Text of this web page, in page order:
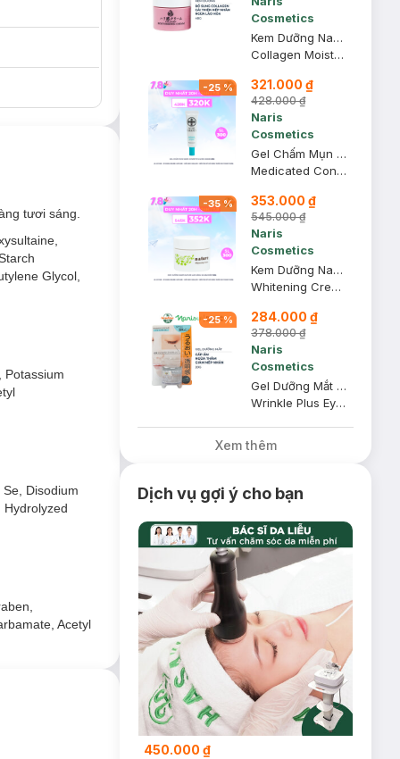
tươi sáng.
Glycol,
Potassium
Disodium
Hydrolyzed
Acetyl
Cosmetics
Kem Dưỡng Naris Cosmetics Collagen Ngừa Lão Hóa Da 48g
Collagen Moisturizing Cream
-25% 321.000 ₫
428.000 ₫
Naris
Cosmetics
Gel Chấm Mụn Naris Cosmetics Acne Grand 20g
Medicated Concentrate Gel Spots
-35% 353.000 ₫
545.000 ₫
Naris
Cosmetics
Kem Dưỡng Naris Nature Làm Sáng Da Ban Đêm 50g
Whitening Cream
-25% 284.000 ₫
378.000 ₫
Naris
Cosmetics
Gel Dưỡng Mắt Naris Cosmetics Ngừa Thâm & Nếp Nhăn 20g
Wrinkle Plus Eye Care Gel
Xem thêm
Dịch vụ gợi ý cho bạn
450.000 ₫